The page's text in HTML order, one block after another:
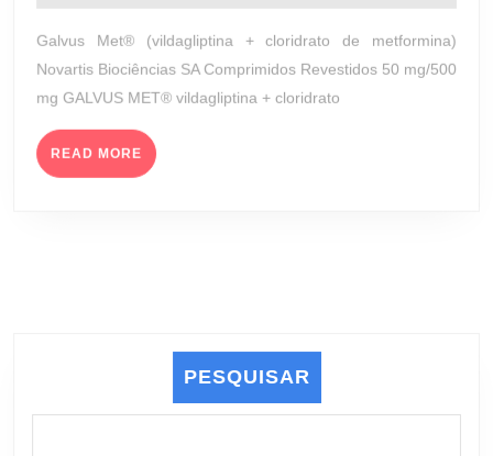
MG
+
outubro
2023
Galvus Met® (vildagliptina + cloridrato de metformina)
Novartis Biociências SA Comprimidos Revestidos 50 mg/500
mg GALVUS MET® vildagliptina + cloridrato
READ MORE READ
MORE
PESQUISAR